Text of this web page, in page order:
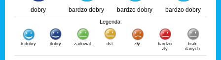
dobry bardzo dobry bardzo dobry bardzo dobry
Legenda:
b.dobry dobry zadowal. dst. zły
bardzo
zły
brak
danych